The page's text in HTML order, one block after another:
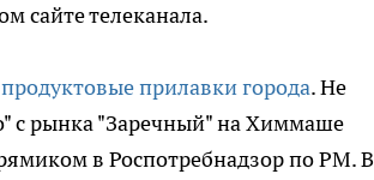
сайте телеканала.
прилавки города. Не
с рынка "Заречный" на Химмаше
в Роспотребнадзор по РМ. В